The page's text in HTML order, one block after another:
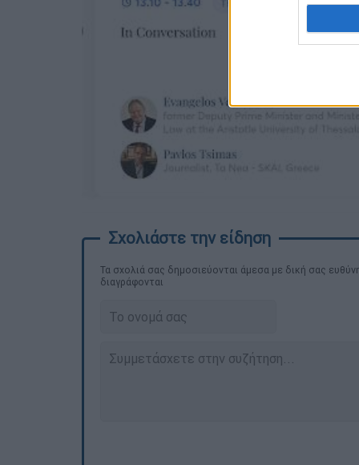
Τα σχολιά σας δημοσιεύονται άμεσα με δική σας
διαγράφονται